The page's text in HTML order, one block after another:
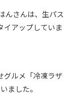
んさんは、 生パス
イアップしていま
グルメ「冷凍ラザ
ました。